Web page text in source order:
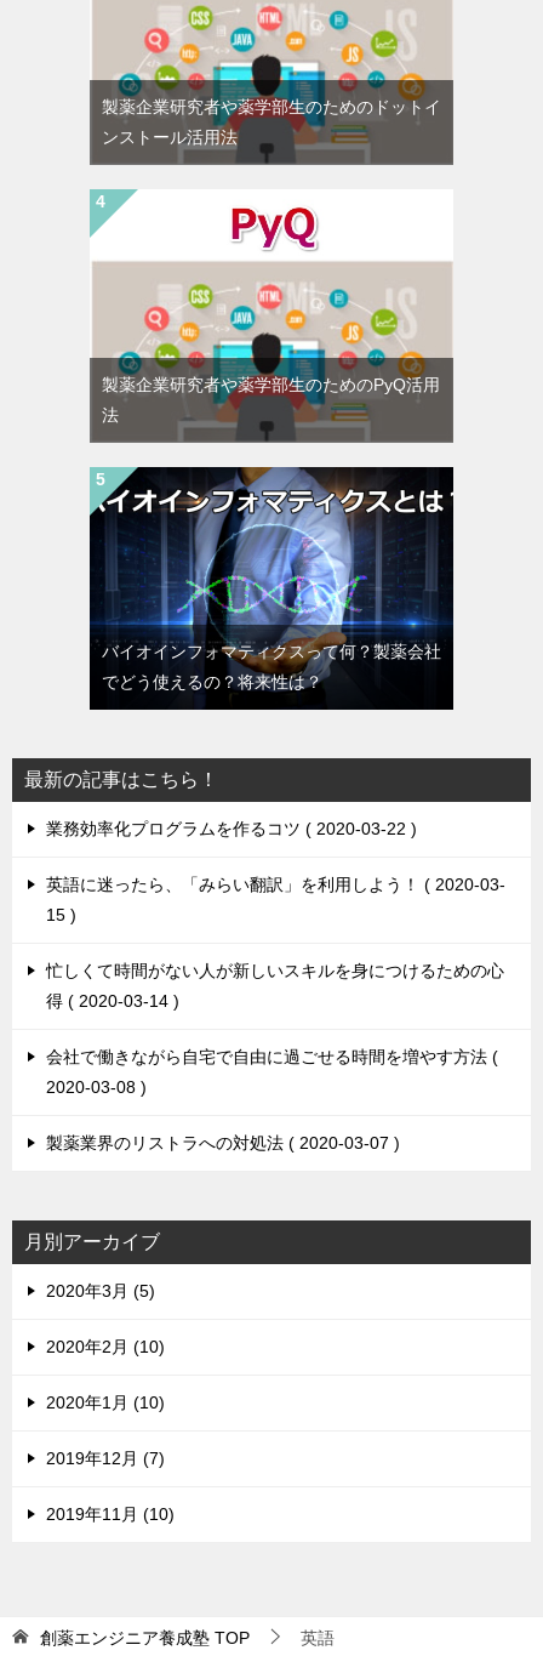
製薬企業研究者や薬学部生のためのドットイ
ンストール活用法
製薬企業研究者や薬学部生のためのPyQ活用
法
バイオインフォマティクスって何？製薬会社
でどう使えるの？将来性は？
最新の記事はこちら！
業務効率化プログラムを作るコツ 2020-03-22
英語に迷ったら、「みらい翻訳」を利用しよう！
2020-03-
15
忙しくて時間がない人が新しいスキルを身につけるための心
得
2020-03-14
会社で働きながら自宅で自由に過ごせる時間を増やす方法
2020-03-08
製薬業界のリストラへの対処法 2020-03-07
月別アーカイブ
2020年3月 (5)
2020年2月 (10)
2020年1月 (10)
2019年12月 (7)
2019年11月 (10)
創薬エンジニア養成塾 TOP 英語